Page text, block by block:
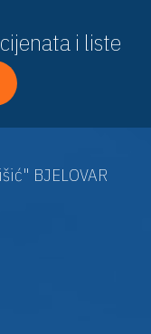
i liste
BJELOVAR